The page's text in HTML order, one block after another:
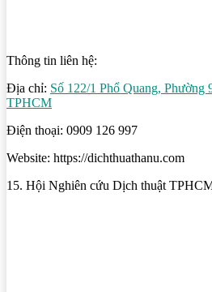
Thông tin liên hệ:
Địa chỉ: Số 122/1 Phổ Quang, Phường
TPHCM
Điện thoại: 0909 126 997
Website: https://dichthuathanu.com
15. Hội Nghiên cứu Dịch thuật